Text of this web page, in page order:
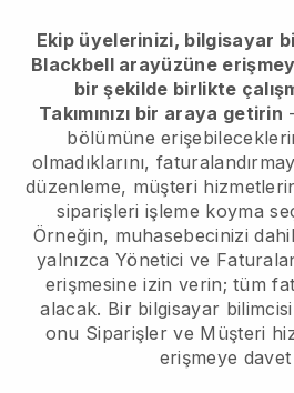
Ekip üyelerinizi, bilgisayar
Blackbell arayüzüne
bir şekilde birlikte
Takımınızı bir araya getirin
bölümüne
olmadıklarını,
düzenleme, müşteri
siparişleri işleme koyma
Örneğin, muhasebecinizi
yalnızca Yönetici ve
erişmesine izin verin; tüm
alacak. Bir bilgisayar
onu Siparişler ve Müşteri
erişmeye davet